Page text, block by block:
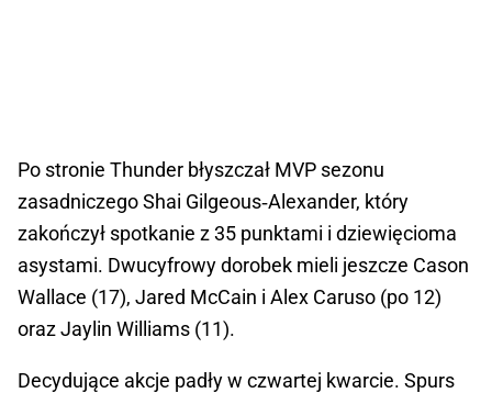
Po stronie Thunder błyszczał MVP sezonu
zasadniczego Shai Gilgeous‑Alexander, który
zakończył spotkanie z 35 punktami i dziewięcioma
asystami. Dwucyfrowy dorobek mieli jeszcze Cason
Wallace (17), Jared McCain i Alex Caruso (po 12)
oraz Jaylin Williams (11).
Decydujące akcje padły w czwartej kwarcie. Spurs